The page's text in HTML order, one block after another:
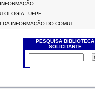
- UFPE
INFORMAÇÃO DO COMUT
PESQUISA BIBLIOTECA
SOLICITANTE